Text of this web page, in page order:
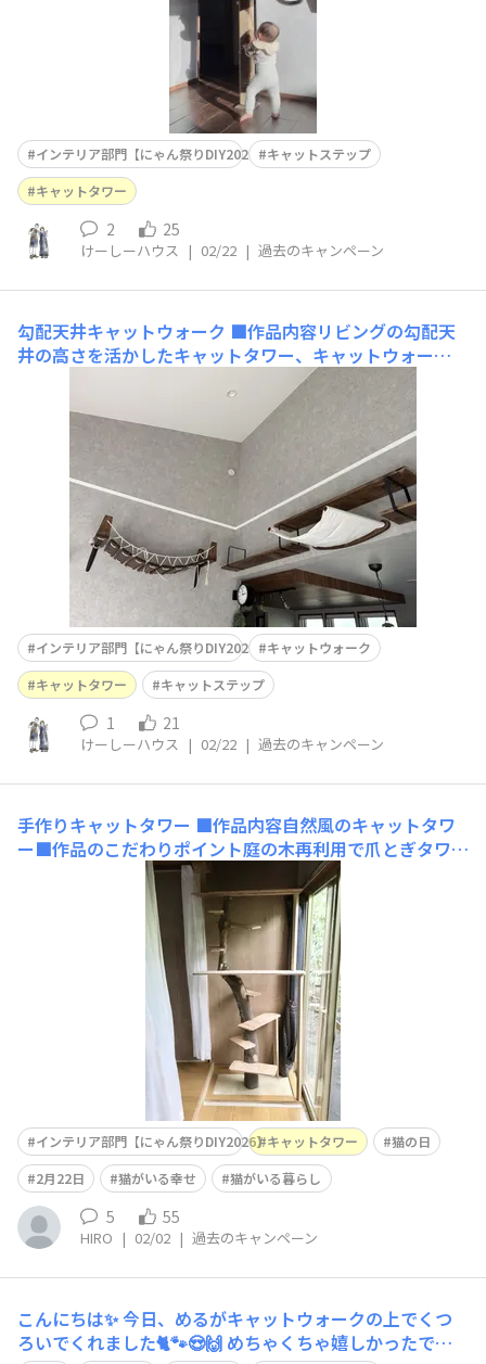
インテリア部門【にゃん祭りDIY2026】キャットステップ
キャットタワー
2 25
けーしーハウス | 02/22 | 過去のキャンペーン
勾配天井キャットウォーク ■作品内容リビングの勾配天
井の高さを活かしたキャットタワー、キャットウォー
ク ■作品のこだわりポイント家の雰囲気に合わせたブラ
ック×ダークブラウンのカッコいいデザインにしました。
ハンモックがお気に入りで、よく上から人間を見下してき
ます笑カインズで購入した木材、スクエアブラケット、ロ
ープなど
インテリア部門【にゃん祭りDIY2026】キャットウォーク
キャットタワー
キャットステップ
1 21
けーしーハウス | 02/22 | 過去のキャンペーン
手作りキャットタワー ■作品内容自然風のキャットタワ
ー■作品のこだわりポイント庭の木再利用で爪とぎタワ
インテリア部門【にゃん祭りDIY2026】キャットタワー
猫の日
2月22日
猫がいる幸せ 猫がいる暮らし
5 55
HIRO | 02/02 | 過去のキャンペーン
こんにちは✨ 今日、めるがキャットウォークの上でくつ
ろいでくれました🐈🐾😍🙌 めちゃくちゃ嬉しかったです